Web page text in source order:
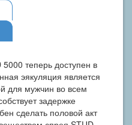
теперь доступен в
эякуляция является
для мужчин во всем
задержке
сделать половой акт